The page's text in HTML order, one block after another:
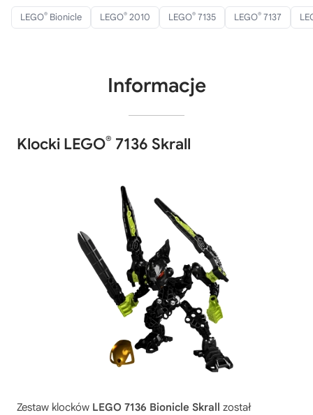
LEGO® Bionicle LEGO® 2010 LEGO® 7135 LEGO® 7137
Informacje
Klocki LEGO® 7136 Skrall
Zestaw klocków LEGO 7136 Bionicle Skrall
został